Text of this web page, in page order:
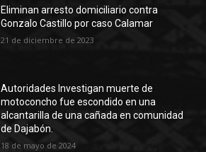
Eliminan arresto domiciliario contra
Gonzalo Castillo por caso Calamar
21 de diciembre de 2023
Autoridades Investigan muerte de
motoconcho fue escondido en una
alcantarilla de una cañada en comunidad
de Dajabón.
18 de mayo de 2024